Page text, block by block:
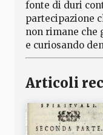
fonte di duri
partecipazione
non rimane che
e curiosando
Articoli